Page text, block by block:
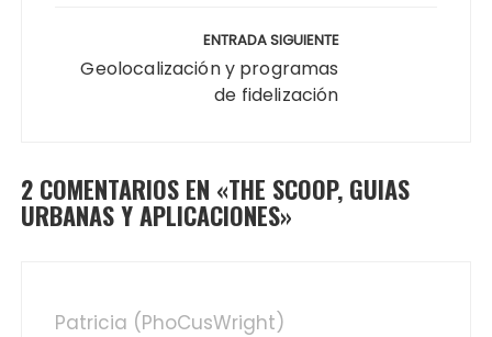
ENTRADA SIGUIENTE
Geolocalización y programas
de fidelización
2 COMENTARIOS EN «THE SCOOP, GUIAS
URBANAS Y APLICACIONES»
Patricia (PhoCusWright)